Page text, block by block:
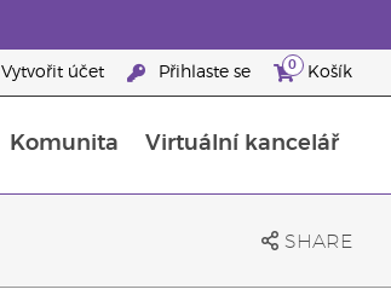
Vytvořit účet Přihlaste se 0 Košík
Komunita Virtuální kancelář
SHARE